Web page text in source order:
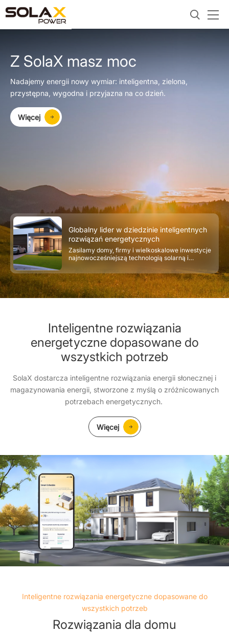
Z SolaX masz moc
Nadajemy energii nowy wymiar: inteligentna, zielona,
przystępna, wygodna i przyjazna na co dzień.
Więcej
Globalny lider w dziedzinie inteligentnych
rozwiązań energetycznych
Zasilamy domy, firmy i wielkoskalowe inwestycje
najnowocześniejszą technologią solarną i
Inteligentne rozwiązania
energetyczne dopasowane do
wszystkich potrzeb
SolaX dostarcza inteligentne rozwiązania energii słonecznej i
magazynowania energii, stworzone z myślą o zróżnicowanych
potrzebach energetycznych.
Więcej
Inteligentne rozwiązania energetyczne dopasowane do
wszystkich potrzeb
Rozwiązania dla domu